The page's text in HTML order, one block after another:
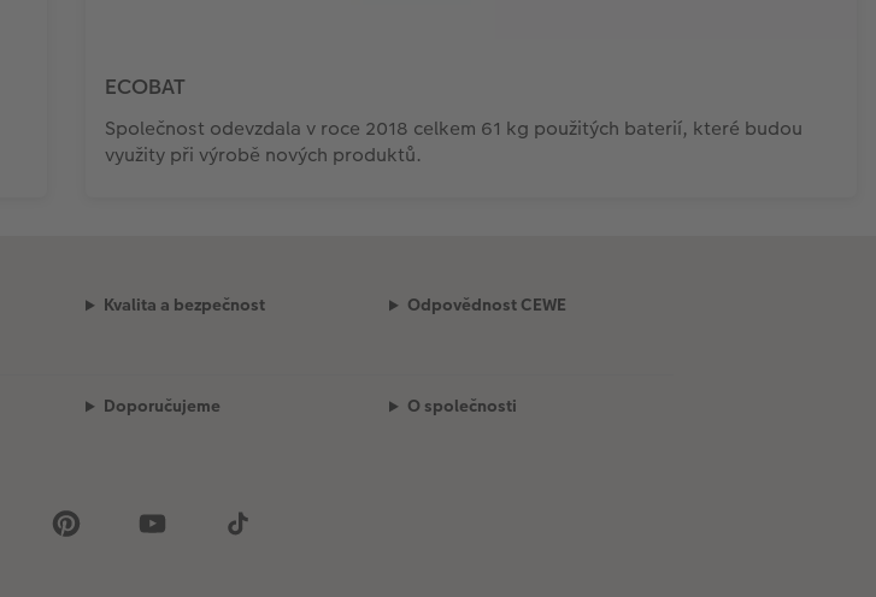
ECOBAT
Společnost odevzdala v roce 2018 celkem 61 kg použitých baterií, které budou
využity při výrobě nových produktů.
Kvalita a bezpečnost Odpovědnost CEWE
Doporučujeme O společnosti